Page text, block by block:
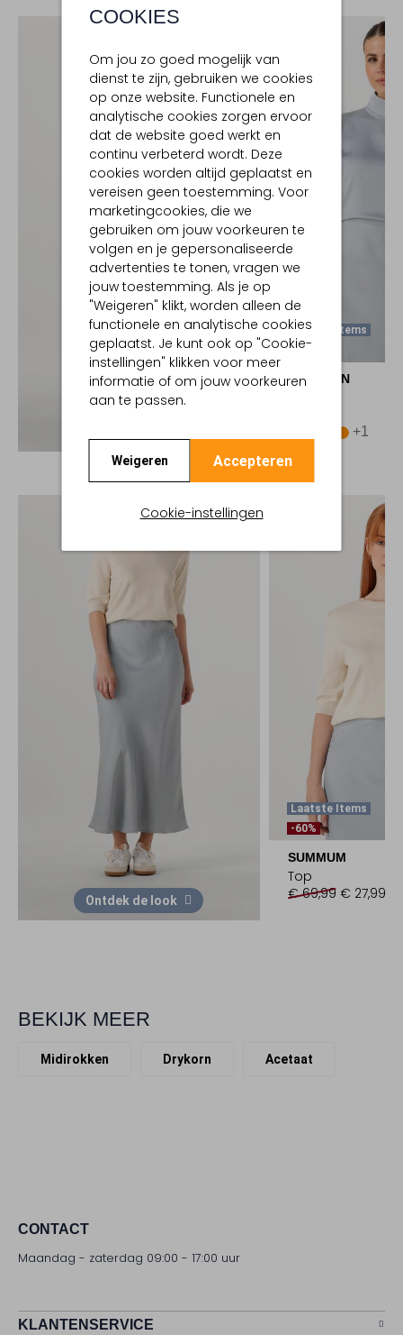
COOKIES
Om jou zo goed mogelijk van
dienst te zijn, gebruiken we cookies
op onze website. Functionele en
analytische cookies zorgen ervoor
dat de website goed werkt en
continu verbeterd wordt. Deze
cookies worden altijd geplaatst en
vereisen geen toestemming. Voor
marketingcookies, die we
gebruiken om jouw voorkeuren te
volgen en je gepersonaliseerde
advertenties te tonen, vragen we
jouw toestemming. Als je op
"Weigeren" klikt, worden alleen de
functionele en analytische cookies
geplaatst. Je kunt ook op "Cookie-
instellingen" klikken voor meer
informatie of om jouw voorkeuren
aan te passen.
Weigeren Accepteren
Cookie-instellingen
Laatste Items
DRYKORN
+1
Ontdek de look
Laatste Items
-60%
SUMMUM
Top
€ 69,99 € 27,99
BEKIJK MEER
Midirokken Drykorn Acetaat
CONTACT
Maandag - zaterdag 09:00 - 17:00 uur
KLANTENSERVICE